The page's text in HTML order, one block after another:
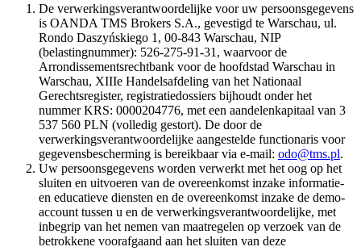
De verwerkingsverantwoordelijke voor uw persoonsgegevens
is OANDA TMS Brokers S.A., gevestigd te Warschau, ul.
Rondo Daszyńskiego 1, 00-843 Warschau, NIP
(belastingnummer): 526-275-91-31, waarvoor de
Arrondissementsrechtbank voor de hoofdstad Warschau in
Warschau, XIIIe Handelsafdeling van het Nationaal
Gerechtsregister, registratiedossiers bijhoudt onder het
nummer KRS: 0000204776, met een aandelenkapitaal van 3
537 560 PLN (volledig gestort). De door de
verwerkingsverantwoordelijke aangestelde functionaris voor
gegevensbescherming is bereikbaar via e-mail: odo@tms.pl.
Uw persoonsgegevens worden verwerkt met het oog op het
sluiten en uitvoeren van de overeenkomst inzake informatie-
en educatieve diensten en de overeenkomst inzake de demo-
account tussen u en de verwerkingsverantwoordelijke, met
inbegrip van het nemen van maatregelen op verzoek van de
betrokkene voorafgaand aan het sluiten van deze